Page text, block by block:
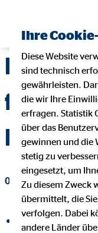
führen:
01. Februar 2022|
auf Facebook
Ihre
Diese Website
sind technisch
gewährleisten.
die wir Ihre
erfragen. Statistik
über das
gewinnen und die
stetig zu
eingesetzt, um
Zu diesem Zweck
übermittelt, die
verfolgen. Dabei
andere Länder